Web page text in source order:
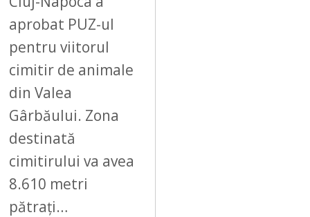
aprobat PUZ-ul
pentru viitorul
cimitir de animale
din Valea
Gârbăului. Zona
destinată
cimitirului va avea
8.610 metri
pătrați…